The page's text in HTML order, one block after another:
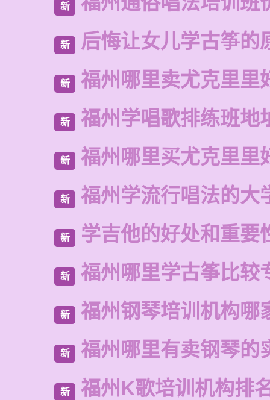
新
新 后悔让女儿学古筝的
新 福州哪里卖尤克里里
新 福州学唱歌排练班地
新 福州哪里买尤克里里
新 福州学流行唱法的大
新 学吉他的好处和重要
新 福州哪里学古筝比较
新 福州钢琴培训机构哪
新 福州哪里有卖钢琴的
新 福州K歌培训机构排